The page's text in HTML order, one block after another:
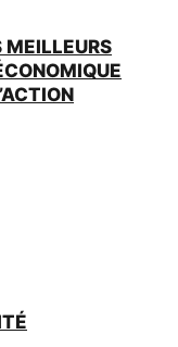
MEILLEURS